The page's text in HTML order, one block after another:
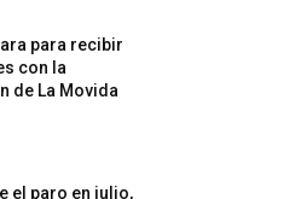
para recibir
con la
de La Movida
el paro en julio,